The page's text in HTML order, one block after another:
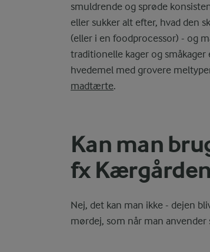
smuldrende og sprøde
eller sukker alt efter, hvad den
(eller i en foodprocessor) - og
traditionelle kager og
hvedemel med grovere
madtærte.
Kan man
fx
Nej, det kan man ikke - dejen
mørdej, som når man anvender